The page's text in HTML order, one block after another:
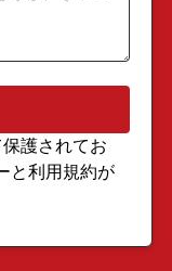
護されてお
と利用規約が